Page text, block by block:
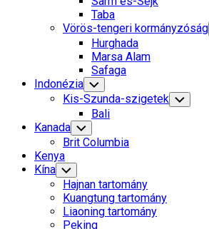
Taba
Vörös-tengeri kormányzóság
Hurghada
Marsa Alam
Safaga
Indonézia Toggle
Child
Menu
Kis-Szunda-szigetek Toggle
Child
Bali
Kanada Toggle
Child
Menu
Brit Columbia
Kenya
Kína Toggle
Child
Menu
Hajnan tartomány
Kuangtung tartomány
Liaoning tartomány
Peking